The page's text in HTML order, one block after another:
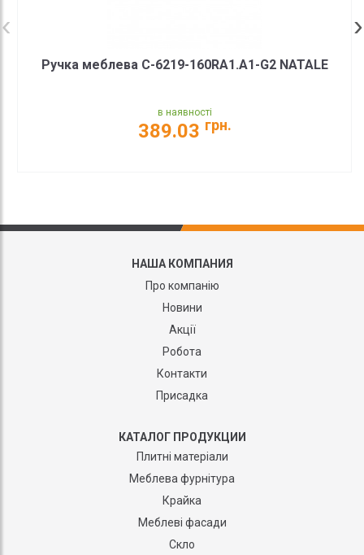
Ручка меблева C-6219-160RA1.A1-G2 NATALE
в наявності
389.03 грн.
НАША КОМПАНИЯ
Про компанію
Новини
Акції
Робота
Контакти
Присадка
КАТАЛОГ ПРОДУКЦИИ
Плитні матеріали
Меблева фурнітура
Крайка
Меблеві фасади
Скло